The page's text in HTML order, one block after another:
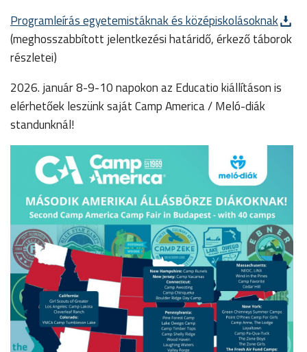
Programleírás egyetemistáknak és középiskolásoknak
(meghosszabbított jelentkezési határidő, érkező táborok
részletei)
2026. január 8-9-10 napokon az Educatio kiállításon is
elérhetőek leszünk saját Camp America / Meló-diák
standunknál!